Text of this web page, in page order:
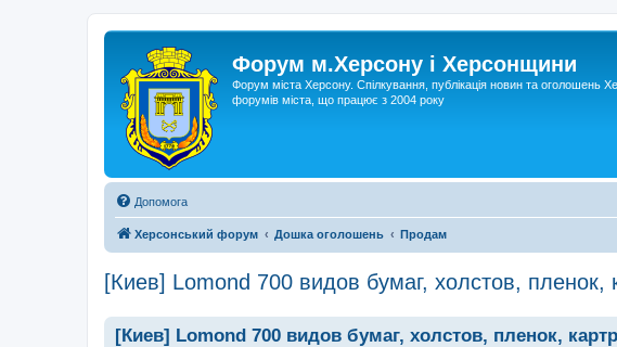
Форум м.Херсону і Херсонщини
Форум міста Херсону. Спілкування, публікація новин та оголошень
форумів міста, що працює з 2004 року
Допомога
Херсонський форум Дошка оголошень Продам
[Киев] Lomond 700 видов бумаг, холстов, пленок,
[Киев] Lomond 700 видов бумаг, холстов, пленок,